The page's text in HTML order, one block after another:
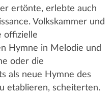
ertönte, erlebte auch
Volkskammer und
offizielle
Hymne in Melodie und
oder die
als neue Hymne des
etablieren, scheiterten.